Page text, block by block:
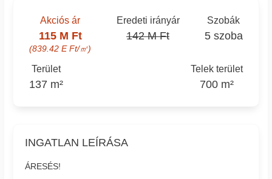
Akciós ár
115 M Ft
(839.42 E Ft/㎡)
Eredeti irányár
142 M Ft
Szobák
5 szoba
Terület
137 m²
Telek terület
700 m²
INGATLAN LEÍRÁSA
ÁRESÉS!